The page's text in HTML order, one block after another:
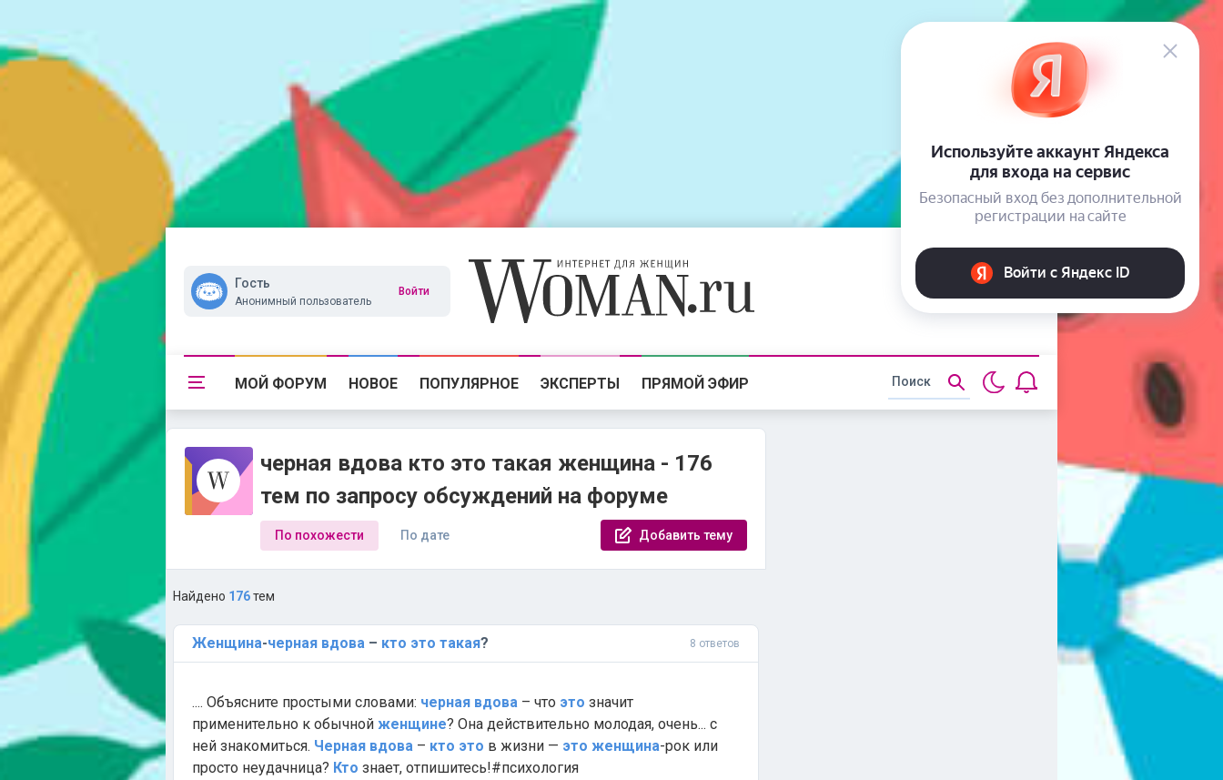
Гость
Анонимный пользователь
Войти
МОЙ ФОРУМ НОВОЕ ПОПУЛЯРНОЕ ЭКСПЕРТЫ ПРЯМОЙ ЭФИР
черная вдова кто это такая женщина - 176
тем по запросу обсуждений на форуме
По похожести По дате Добавить тему
Найдено 176тем
Женщина-черная вдова – кто это такая? 8 ответов
.... Объясните простыми словами: черная вдова – что это значит
применительно к обычной женщине? Она действительно молодая, очень... с
ней знакомиться. Черная вдова – кто это в жизни — это женщина-рок или
просто неудачница? Кто знает, отпишитесь!#психология